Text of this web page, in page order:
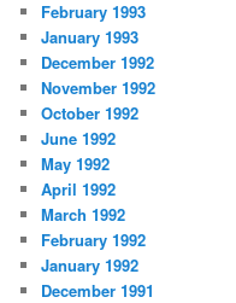
February 1993
January 1993
December 1992
November 1992
October 1992
June 1992
May 1992
April 1992
March 1992
February 1992
January 1992
December 1991